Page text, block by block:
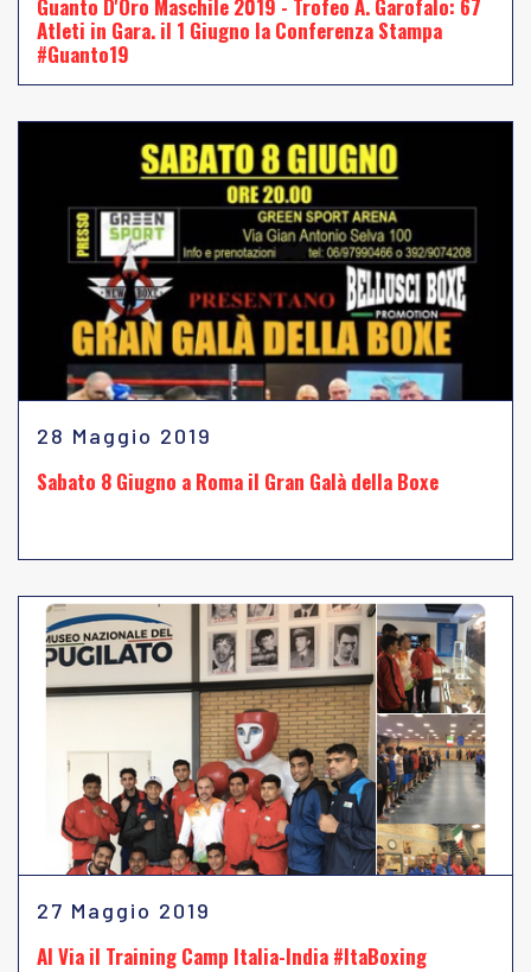
Guanto D'Oro Maschile 2019 - Trofeo A. Garofalo: 67
Atleti in Gara. il 1 Giugno la Conferenza Stampa
#Guanto19
28 Maggio 2019
Sabato 8 Giugno a Roma il Gran Galà della Boxe
27 Maggio 2019
Al Via il Training Camp Italia-India #ItaBoxing